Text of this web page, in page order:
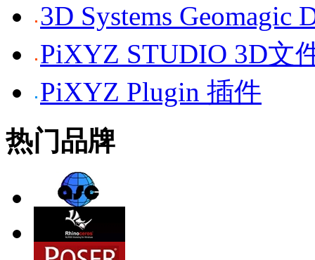
3D Systems
PiXYZ STUDIO 3D文
PiXYZ Plugin 插件
热门品牌